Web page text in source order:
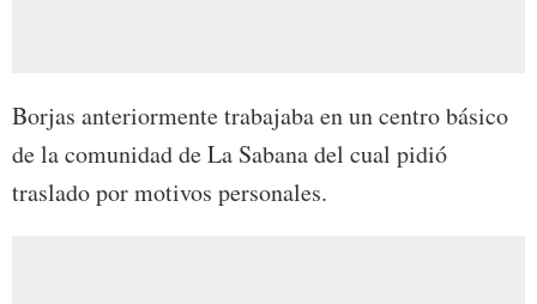
Borjas anteriormente trabajaba en un centro básico
de la comunidad de La Sabana del cual pidió
traslado por motivos personales.